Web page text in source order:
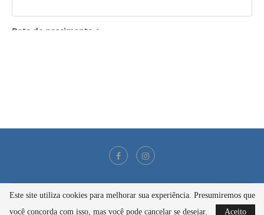
@2021 - Todos os direitos reservados
Este site utiliza cookies para melhorar sua experiência. Presumiremos que
você concorda com isso, mas você pode cancelar se desejar.
Aceito